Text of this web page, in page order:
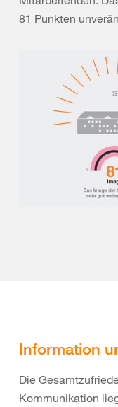
81 Punkten
Information
Die
Kommunikation